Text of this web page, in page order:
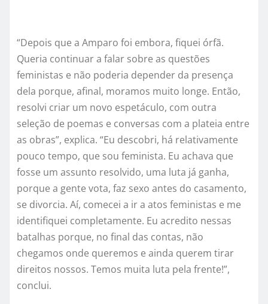
“Depois que a Amparo foi embora, fiquei órfã.
Queria continuar a falar sobre as questões
feministas e não poderia depender da presença
dela porque, afinal, moramos muito longe. Então,
resolvi criar um novo espetáculo, com outra
seleção de poemas e conversas com a plateia entre
as obras”, explica. “Eu descobri, há relativamente
pouco tempo, que sou feminista. Eu achava que
fosse um assunto resolvido, uma luta já ganha,
porque a gente vota, faz sexo antes do casamento,
se divorcia. Aí, comecei a ir a atos feministas e me
identifiquei completamente. Eu acredito nessas
batalhas porque, no final das contas, não
chegamos onde queremos e ainda querem tirar
direitos nossos. Temos muita luta pela frente!”,
conclui.